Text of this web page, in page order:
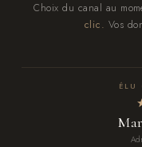
Choix du canal au
clic. Vos
ÉLU